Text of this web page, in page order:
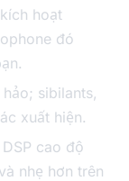
hoạt
đó
sibilants,
xuất hiện.
cao độ
nhẹ hơn trên